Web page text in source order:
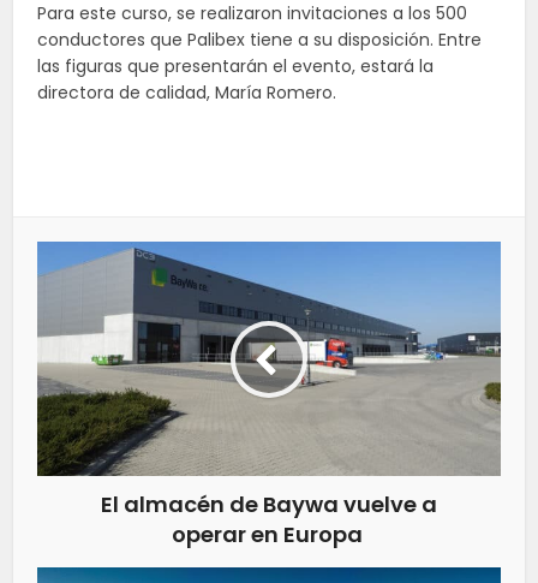
Para este curso, se realizaron invitaciones a los 500
conductores quePalibex tiene a su disposición. Entre
las figuras que presentarán el evento, estará la
directora de calidad, María Romero.
El almacén de Baywa vuelve a
operar en Europa